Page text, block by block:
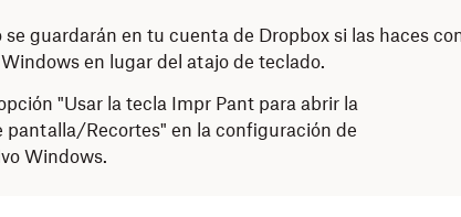
guardarán en tu cuenta de Dropbox si las haces
en lugar del atajo de teclado.
"Usar la tecla Impr Pant para abrir la
pantalla/Recortes" en la configuración de
Windows.